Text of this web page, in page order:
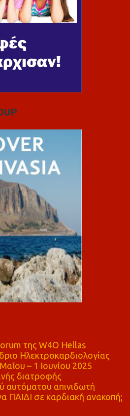
της W4O Hellas
Ηλεκτροκαρδιολογίας
– 1 Ιουνίου 2025
διατροφής
αυτόματου απινιδωτή
ΠΑΙΔΙ σε καρδιακή ανακοπή;